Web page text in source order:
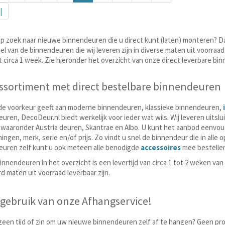
zoek naar nieuwe binnendeuren die u direct kunt (laten) monteren?
van de binnendeuren die wij leveren zijn in diverse maten uit
circa 1 week. Zie hieronder het overzicht van onze direct leverbare
met direct bestelbare binnendeuren
voorkeur geeft aan moderne binnendeuren, klassieke binnendeuren,
DecoDeur.nl biedt werkelijk voor ieder wat wils. Wij leveren
Austria deuren, Skantrae en Albo. U kunt het aanbod
merk, serie en/of prijs. Zo vindt u snel de binnendeur die in alle
zelf kunt u ook meteen alle benodigde accessoiresmee
in het overzicht is een levertijd van circa 1 tot 2 weken
maten uit voorraad leverbaar zijn.
van onze Afhangservice!
tijd of zin om uw nieuwe binnendeuren zelf af te hangen? Geen